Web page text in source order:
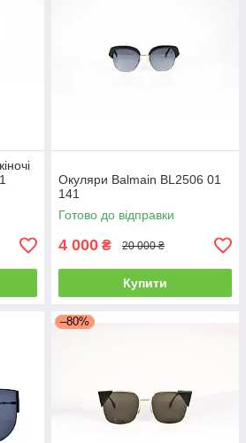
Окуляри Balmain BL2506 01
141
Готово до відправки
4 000 ₴ 20 000 ₴
Купити
–80%